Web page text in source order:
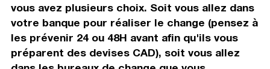
vous avez plusieurs choix. Soit vous allez dans
votre banque pour réaliser le change (pensez à
les prévenir 24 ou 48H avant afin qu'ils vous
préparent des devises CAD), soit vous allez